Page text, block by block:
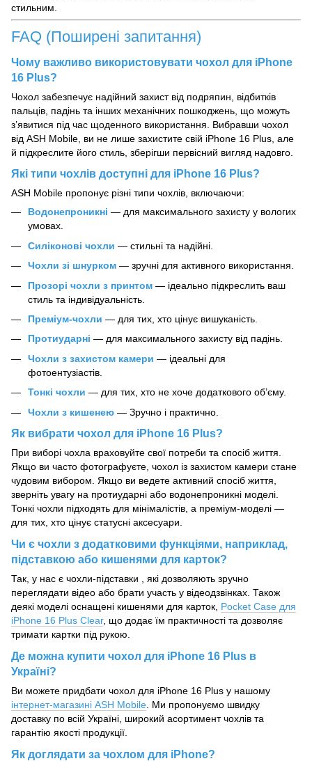
стильним.
FAQ (Поширені запитання)
Чому важливо використовувати чохол для iPhone
16 Plus?
Чохол забезпечує надійний захист від подряпин, відбитків
пальців, падінь та інших механічних пошкоджень, що можуть
з’явитися під час щоденного використання. Вибравши чохол
від ASH Mobile, ви не лише захистите свій iPhone 16 Plus, але
й підкреслите його стиль, зберігши первісний вигляд надовго.
Які типи чохлів доступні для iPhone 16 Plus?
ASH Mobile пропонує різні типи чохлів, включаючи:
Водонепроникні — для максимального захисту у вологих
умовах.
Силіконові чохли — стильні та надійні.
Чохли зі шнурком — зручні для активного використання.
Прозорі чохли з принтом — ідеально підкреслить ваш
стиль та індивідуальність.
Преміум-чохли — для тих, хто цінує вишуканість.
Протиударні — для максимального захисту від падінь.
Чохли з захистом камери — ідеальні для
фотоентузіастів.
Тонкі чохли — для тих, хто не хоче додаткового об’єму.
Чохли з кишенею — Зручно і практично.
Як вибрати чохол для iPhone 16 Plus?
При виборі чохла враховуйте свої потреби та спосіб життя.
Якщо ви часто фотографуєте, чохол із захистом камери стане
чудовим вибором. Якщо ви ведете активний спосіб життя,
зверніть увагу на протиударні або водонепроникні моделі.
Тонкі чохли підходять для мінімалістів, а преміум-моделі —
для тих, хто цінує статусні аксесуари.
Чи є чохли з додатковими функціями, наприклад,
підставкою або кишенями для карток?
Так, у нас є чохли-підставки , які дозволяють зручно
переглядати відео або брати участь у відеодзвінках. Також
деякі моделі оснащені кишенями для карток, Pocket Case для
iPhone 16 Plus Clear, що додає їм практичності та дозволяє
тримати картки під рукою.
Де можна купити чохол для iPhone 16 Plus в
Україні?
Ви можете придбати чохол для iPhone 16 Plus у нашому
інтернет-магазині ASH Mobile . Ми пропонуємо швидку
доставку по всій Україні, широкий асортимент чохлів та
гарантію якості продукції.
Як доглядати за чохлом для iPhone?